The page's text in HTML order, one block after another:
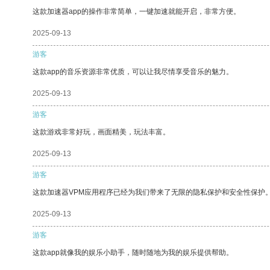
这款加速器app的操作非常简单，一键加速就能开启，非常方便。
2025-09-13
游客
这款app的音乐资源非常优质，可以让我尽情享受音乐的魅力。
2025-09-13
游客
这款游戏非常好玩，画面精美，玩法丰富。
2025-09-13
游客
这款加速器VPM应用程序已经为我们带来了无限的隐私保护和安全性保护
2025-09-13
游客
这款app就像我的娱乐小助手，随时随地为我的娱乐提供帮助。